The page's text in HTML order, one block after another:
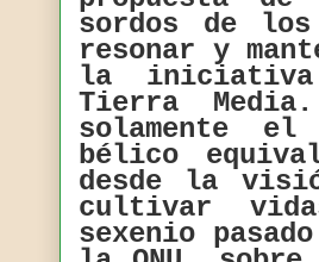
sordos de
resonar y
la iniciativa
Tierra
solamente
bélico
desde la
cultivar
sexenio